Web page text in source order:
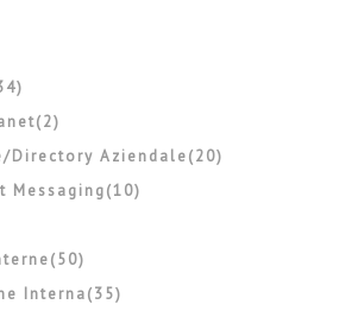
directory Aziendale(20)
Messaging(10)
Interna(35)